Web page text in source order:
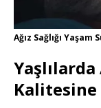
Ağız Sağlığı
Yaşlılarda
Kalitesine